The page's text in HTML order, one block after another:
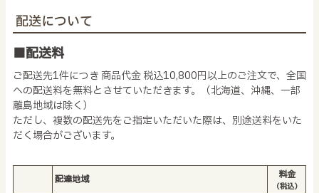
配送について
■配送料
ご配送先1件につき 商品代金 税込10,800円以上のご注文で、全国
への配送料を無料とさせていただきます。（北海道、沖縄、一部
離島地域は除く）
ただし、複数の配送先をご指定いただいた際は、別途送料をいた
だく場合がございます。
配達地域 料金
（税込）